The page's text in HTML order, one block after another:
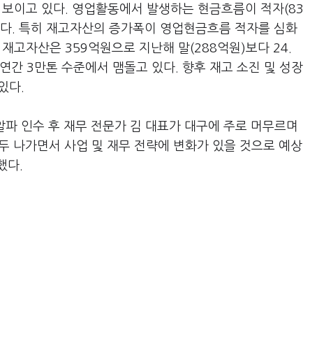
이고 있다. 영업활동에서 발생하는 현금흐름이 적자(83
. 특히 재고자산의 증가폭이 영업현금흐름 적자를 심화
고자산은 359억원으로 지난해 말(288억원)보다 24.
간 3만톤 수준에서 맴돌고 있다. 향후 재고 소진 및 성장
다.
인수 후 재무 전문가 김 대표가 대구에 주로 머무르며
나가면서 사업 및 재무 전략에 변화가 있을 것으로 예상
다.